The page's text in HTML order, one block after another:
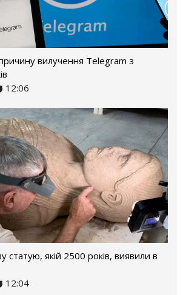
вилучення Telegram з
12:06
якій 2500 років, виявили в
12:04